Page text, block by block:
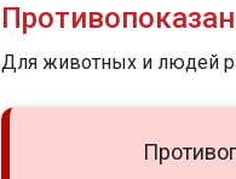
Для животных и людей